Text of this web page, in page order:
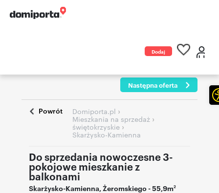
Dodaj
Następna oferta
Powrót Domiporta.pl ›
Mieszkania na sprzedaż ›
świętokrzyskie ›
Skarżysko-Kamienna
Do sprzedania nowoczesne 3-
pokojowe mieszkanie z
balkonami
Skarżysko-Kamienna,Żeromskiego- 55,9m2